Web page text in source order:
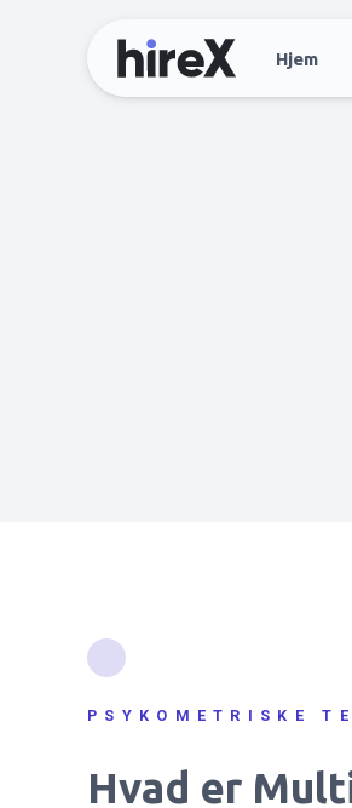
Hjem
PSYKOMETRISKE
Hvad er